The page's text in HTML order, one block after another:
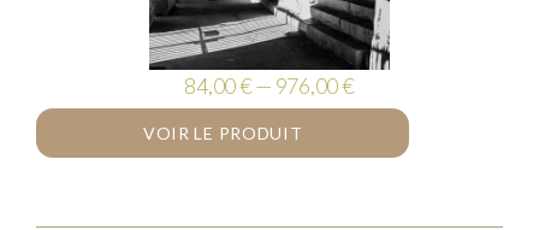
84,00 € — 976,00 €
VOIR LE PRODUIT